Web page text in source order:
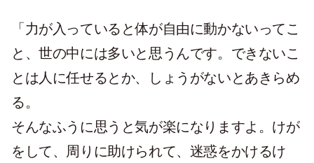
「力が入っていると体が自由に動かないってこ
と、世の中には多いと思うんです。できないこ
とは人に任せるとか、しょうがないとあきらめ
る。
そんなふうに思うと気が楽になりますよ。けが
をして、周りに助けられて、迷惑をかけるけ